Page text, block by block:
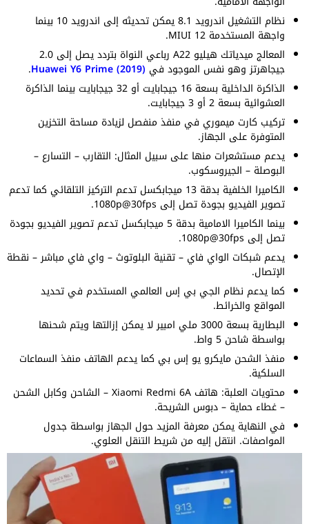
نظام التشغيل اندرويد 8.1 يمكن تحديثه إلى اندرويد 10 بينما
واجهة المستخدمة MIUI 12.
المعالج ميدياتك هيليو A22 رباعي النواة بتردد يصل إلى 2.0
جيجاهرتز وهو نفس الموجود في Huawei Y6 Prime (2019)
.
الذاكرة الداخلية بسعة 16 جيجابايت أو 32 جيجابايت بينما الذاكرة
العشوائية بسعة 2 أو 3 جيجابايت.
تركيب كارت ميموري في منفذ منفصل لزيادة مساحة التخزين
المتوفرة على الجهاز.
يدعم مستشعرات منها على سبيل المثال: التقارب – التسارع –
البوصلة – الجيروسكوب.
الكاميرا الخلفية بدقة 13 ميجابكسل تدعم التركيز التلقائي كما تدعم
تصوير الفيديو بجودة تصل إلى 1080p@30fps.
بينما الكاميرا الامامية بدقة 5 ميجابكسل تدعم تصوير الفيديو بجودة
تصل إلى 1080p@30fps.
يدعم شبكات الواي فاي – تقنية البلوتوث – واي فاي مباشر – نقطة
الإتصال.
كما يدعم نظام الجي بي إس العالمي المستخدم في تحديد
المواقع والخرائط.
البطارية بسعة 3000 ملي امبير لا يمكن إزالتها ويتم شحنها
بواسطة شاحن 5 واط.
منفذ الشحن مايكرو يو إس بي كما يدعم الهاتف منفذ السماعات
السلكية.
محتويات العلبة: هاتف Xiaomi Redmi 6A – الشاحن وكابل الشحن
– غطاء حماية – دبوس الشريحة.
في النهاية يمكن معرفة المزيد حول الجهاز بواسطة جدول
المواصفات. انتقل إليه من شريط التنقل العلوي.